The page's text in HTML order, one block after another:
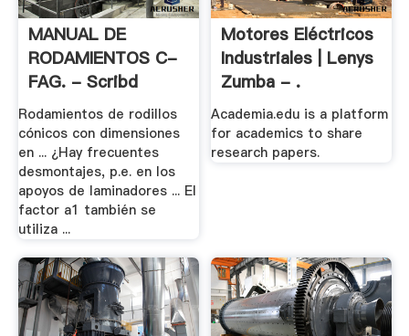
MANUAL DE
RODAMIENTOS C-
FAG. - Scribd
Rodamientos de rodillos
cónicos con dimensiones
en ... ¿Hay frecuentes
desmontajes, p.e. en los
apoyos de laminadores ... El
factor a1 también se
utiliza ...
Motores Eléctricos
Industriales | Lenys
Zumba - .
Academia.edu is a platform
for academics to share
research papers.